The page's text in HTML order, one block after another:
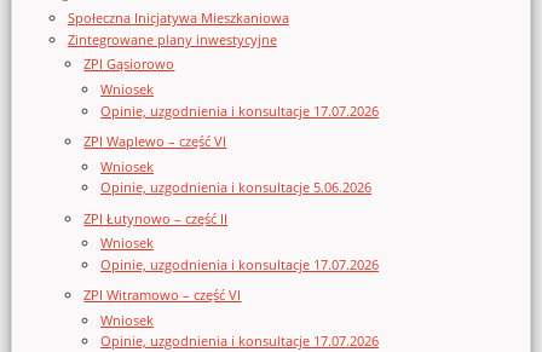
Społeczna Inicjatywa Mieszkaniowa
Zintegrowane plany inwestycyjne
ZPI Gąsiorowo
Wniosek
Opinie, uzgodnienia i konsultacje 17.07.2026
ZPI Waplewo – część VI
Wniosek
Opinie, uzgodnienia i konsultacje 5.06.2026
ZPI Łutynowo – część II
Wniosek
Opinie, uzgodnienia i konsultacje 17.07.2026
ZPI Witramowo – część VI
Wniosek
Opinie, uzgodnienia i konsultacje 17.07.2026